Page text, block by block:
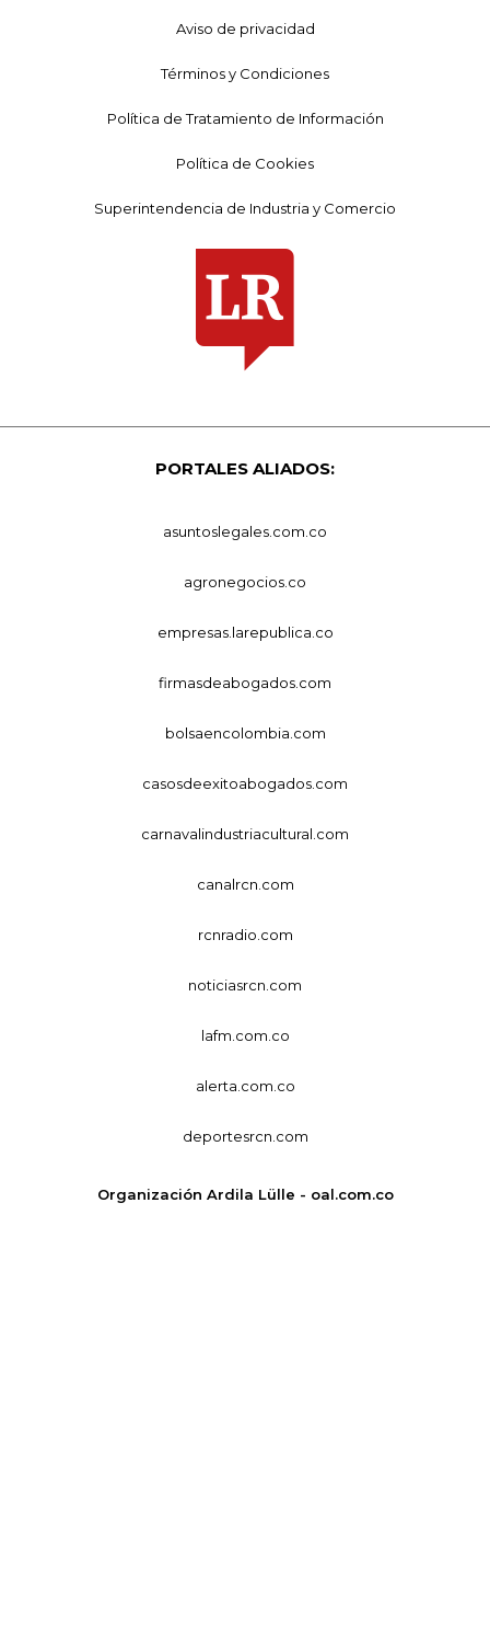
Aviso de privacidad
Términos y Condiciones
Política de Tratamiento de Información
Política de Cookies
Superintendencia de Industria y Comercio
PORTALES ALIADOS:
asuntoslegales.com.co
agronegocios.co
empresas.larepublica.co
firmasdeabogados.com
bolsaencolombia.com
casosdeexitoabogados.com
carnavalindustriacultural.com
canalrcn.com
rcnradio.com
noticiasrcn.com
lafm.com.co
alerta.com.co
deportesrcn.com
Organización Ardila Lülle - oal.com.co